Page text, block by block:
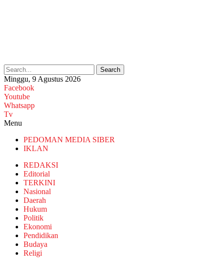
Search
Minggu, 9 Agustus 2026
Facebook
Youtube
Whatsapp
Tv
Menu
PEDOMAN MEDIA SIBER
IKLAN
REDAKSI
Editorial
TERKINI
Nasional
Daerah
Hukum
Politik
Ekonomi
Pendidikan
Budaya
Religi